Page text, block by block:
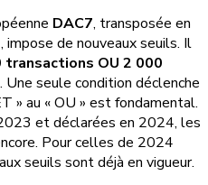
DAC7, transposée en
de nouveaux seuils. Il
transactions OU 2 000
seule condition déclenche
» au « OU » est fondamental.
et déclarées en 2024, les
Pour celles de 2024
seuils sont déjà en vigueur.